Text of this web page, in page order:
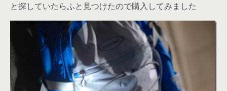
と探していたらふと見つけたので購入してみました